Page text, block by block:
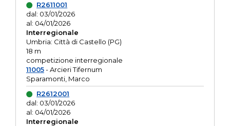
R2611001
dal: 03/01/2026
al: 04/01/2026
Interregionale
Umbria: Città di Castello (PG)
18 m
competizione interregionale
11005- Arcieri Tifernum
Sparamonti, Marco
R2612001
dal: 03/01/2026
al: 04/01/2026
Interregionale